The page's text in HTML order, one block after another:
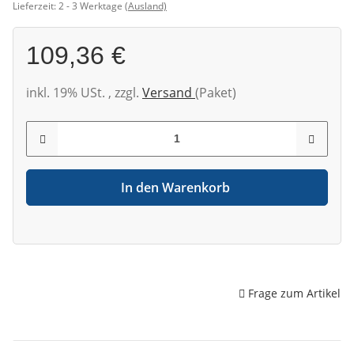
Lieferzeit:2 - 3 Werktage (Ausland)
109,36 €
inkl. 19% USt. , zzgl. Versand (Paket)
In den Warenkorb
Frage zum Artikel